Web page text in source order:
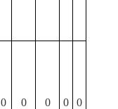
0 0 0 0 0